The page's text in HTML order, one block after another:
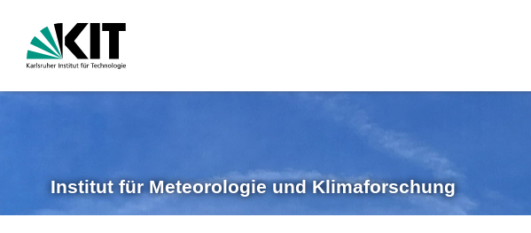
Institut für Meteorologie und Klimaforschung